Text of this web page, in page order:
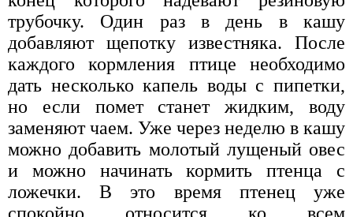
трубочку. Один раз в день в кашу
добавляют щепотку известняка. После
каждого кормления птице необходимо
дать несколько капель воды с пипетки,
но если помет станет жидким, воду
заменяют чаем. Уже через неделю в кашу
можно добавить молотый лущеный овес
и можно начинать кормить птенца с
ложечки. В это время птенец уже